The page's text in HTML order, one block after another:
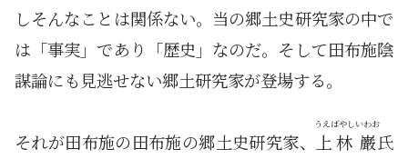
しそんなことは関係ない。当の郷土史研究家の中で
は「事実」であり「歴史」なのだ。そして田布施陰
謀論にも見逃せない郷土研究家が登場する。
それが田布施の田布施の郷土史研究家、 上林
うえばやし
巌
いわお
氏